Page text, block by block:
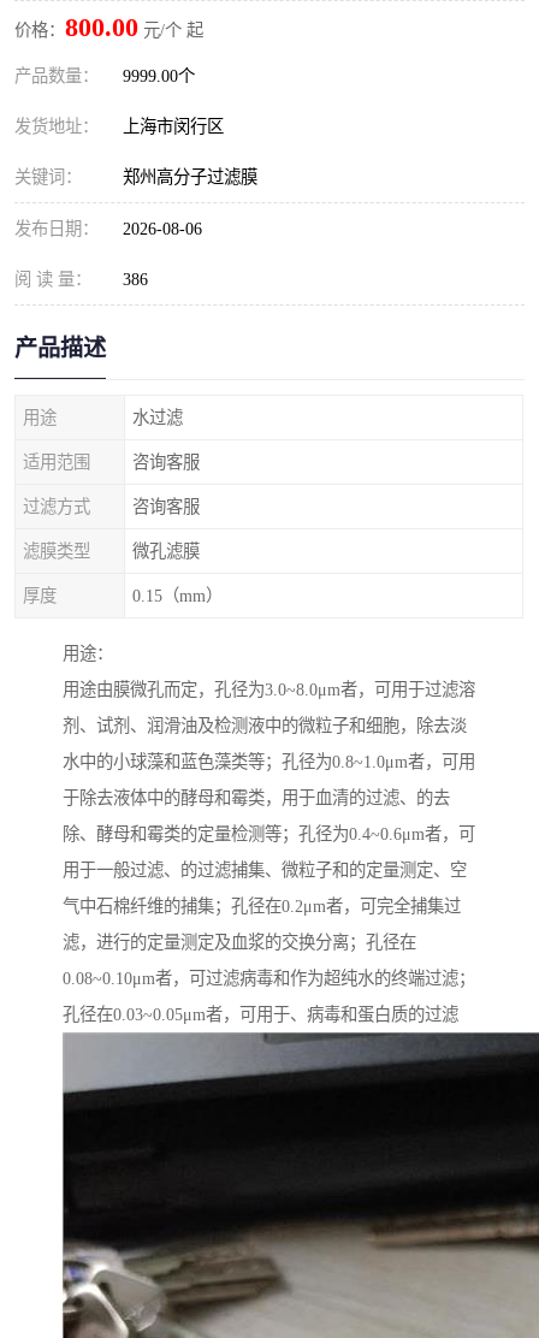
价格： 800.00 元/个 起
产品数量： 9999.00个
发货地址： 上海市闵行区
关键词： 郑州高分子过滤膜
发布日期： 2026-08-06
阅 读 量： 386
产品描述
用途 水过滤
适用范围 咨询客服
过滤方式 咨询客服
滤膜类型 微孔滤膜
厚度 0.15（mm）
用途：
用途由膜微孔而定，孔径为3.0~8.0μm者，可用于过滤溶
剂、试剂、润滑油及检测液中的微粒子和细胞，除去淡
水中的小球藻和蓝色藻类等；孔径为0.8~1.0μm者，可用
于除去液体中的酵母和霉类，用于血清的过滤、的去
除、酵母和霉类的定量检测等；孔径为0.4~0.6μm者，可
用于一般过滤、的过滤捕集、微粒子和的定量测定、空
气中石棉纤维的捕集；孔径在0.2μm者，可完全捕集过
滤，进行的定量测定及血浆的交换分离；孔径在
0.08~0.10μm者，可过滤病毒和作为超纯水的终端过滤；
孔径在0.03~0.05μm者，可用于、病毒和蛋白质的过滤